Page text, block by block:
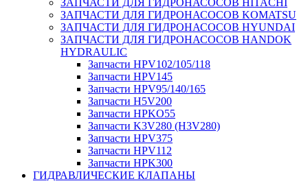
ЗАПЧАСТИ ДЛЯ ГИДРОНАСОСОВ KOMATSU
ЗАПЧАСТИ ДЛЯ ГИДРОНАСОСОВ HYUNDAI
ЗАПЧАСТИ ДЛЯ ГИДРОНАСОСОВ HANDOK
HYDRAULIC
Запчасти HPV102/105/118
Запчасти HPV145
Запчасти HPV95/140/165
Запчасти H5V200
Запчасти HPKO55
Запчасти K3V280 (H3V280)
Запчасти HPV375
Запчасти HPV112
Запчасти HPK300
ГИДРАВЛИЧЕСКИЕ КЛАПАНЫ